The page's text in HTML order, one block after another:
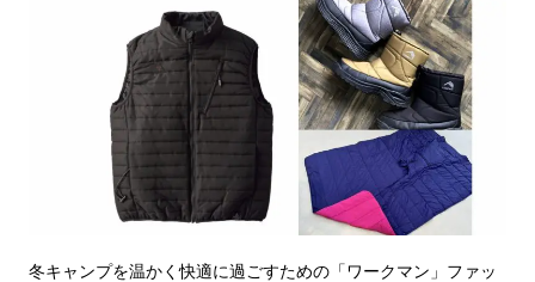
冬キャンプを温かく快適に過ごすための「ワークマン」ファッ